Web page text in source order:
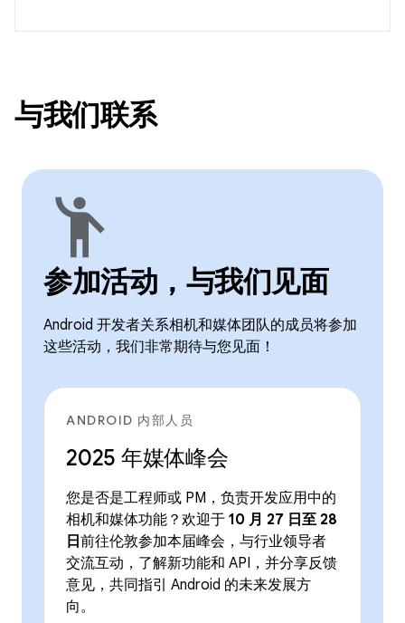
与我们联系
emoji_people
参加活动，与我们见面
Android 开发者关系相机和媒体团队的成员将参加
这些活动，我们非常期待与您见面！
ANDROID 内部人员
2025 年媒体峰会
您是否是工程师或 PM，负责开发应用中的
相机和媒体功能？欢迎于 10 月 27 日至 28
日前往伦敦参加本届峰会，与行业领导者
交流互动，了解新功能和 API，并分享反馈
意见，共同指引 Android 的未来发展方
向。